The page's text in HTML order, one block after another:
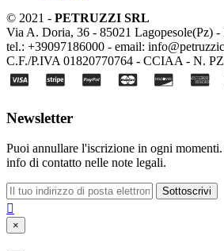
© 2021 - PETRUZZI SRL
Via A. Doria, 36 - 85021 Lagopesole(Pz) -
tel.: +39097186000 - email:
C.F./P.IVA 01820770764 - CCIAA - N.
Newsletter
Puoi annullare l'iscrizione in ogni
info di contatto nelle note legali.
Sottoscrivi

×